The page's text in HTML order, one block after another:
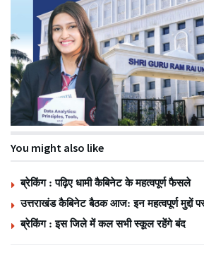
You might also like
ब्रेकिंग : पढ़िए धामी कैबिनेट के महत्वपूर्ण फैसले
उत्तराखंड कैबिनेट बैठक आज: इन महत्वपूर्ण मुद्दों
ब्रेकिंग : इस जिले में कल सभी स्कूल रहेंगे बंद